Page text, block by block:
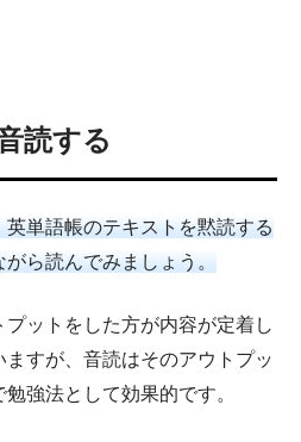
読する
単語帳のテキストを黙読する
ら読んでみましょう。
ットをした方が内容が定着し
すが、音読はそのアウトプッ
強法として効果的です。